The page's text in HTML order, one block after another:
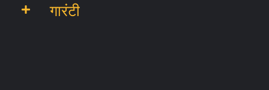
गारंटी